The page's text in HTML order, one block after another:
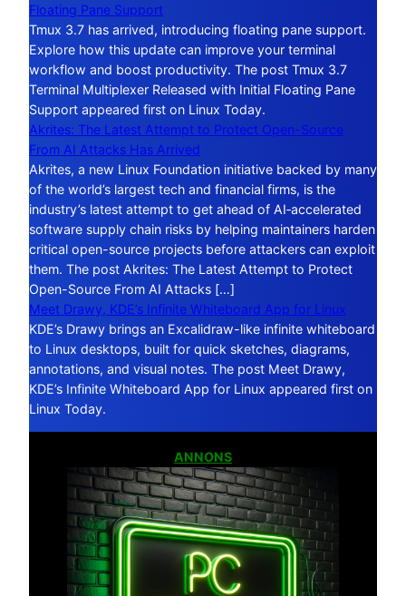
Floating Pane Support
Tmux 3.7 has arrived, introducing floating pane support.
Explore how this update can improve your terminal
workflow and boost productivity. The post Tmux 3.7
Terminal Multiplexer Released with Initial Floating Pane
Support appeared first on Linux Today.
Akrites: The Latest Attempt to Protect Open-Source
From AI Attacks Has Arrived
Akrites, a new Linux Foundation initiative backed by many
of the world’s largest tech and financial firms, is the
industry’s latest attempt to get ahead of AI‑accelerated
software supply chain risks by helping maintainers harden
critical open-source projects before attackers can exploit
them. The post Akrites: The Latest Attempt to Protect
Open-Source From AI Attacks […]
Meet Drawy, KDE’s Infinite Whiteboard App for Linux
KDE’s Drawy brings an Excalidraw-like infinite whiteboard
to Linux desktops, built for quick sketches, diagrams,
annotations, and visual notes. The post Meet Drawy,
KDE’s Infinite Whiteboard App for Linux appeared first on
Linux Today.
ANNONS